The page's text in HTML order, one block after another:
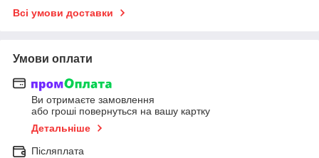
Всі умови доставки
Умови оплати
Ви отримаєте замовлення
або гроші повернуться на вашу картку
Детальніше
Післяплата